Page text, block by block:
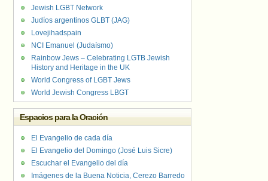
Jewish LGBT Network
Judíos argentinos GLBT (JAG)
Lovejihadspain
NCI Emanuel (Judaísmo)
Rainbow Jews – Celebrating LGTB Jewish
History and Heritage in the UK
World Congress of LGBT Jews
World Jewish Congress LBGT
Espacios para la Oración
El Evangelio de cada día
El Evangelio del Domingo (José Luis Sicre)
Escuchar el Evangelio del día
Imágenes de la Buena Noticia, Cerezo Barredo